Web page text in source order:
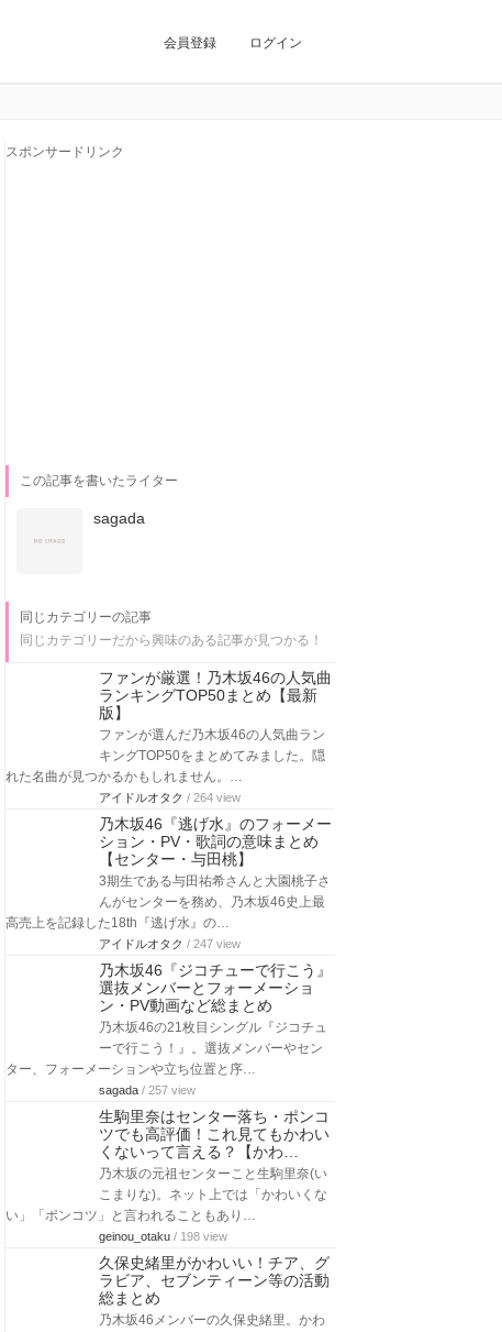
会員登録 ログイン
スポンサードリンク
この記事を書いたライター
sagada
同じカテゴリーの記事
同じカテゴリーだから興味のある記事が見つかる！
ファンが厳選！乃木坂46の人気曲
ランキングTOP50まとめ【最新
版】
ファンが選んだ乃木坂46の人気曲ラン
キングTOP50をまとめてみました。隠
れた名曲が見つかるかもしれません。…
アイドルオタク / 264 view
乃木坂46『逃げ水』のフォーメー
ション・PV・歌詞の意味まとめ
【センター・与田桃】
3期生である与田祐希さんと大園桃子さ
んがセンターを務め、乃木坂46史上最
高売上を記録した18th『逃げ水』の…
アイドルオタク / 247 view
乃木坂46『ジコチューで行こう』
選抜メンバーとフォーメーショ
ン・PV動画など総まとめ
乃木坂46の21枚目シングル『ジコチュ
ーで行こう！』。選抜メンバーやセン
ター、フォーメーションや立ち位置と序…
sagada / 257 view
生駒里奈はセンター落ち・ポンコ
ツでも高評価！これ見てもかわい
くないって言える？【かわ…
乃木坂の元祖センターこと生駒里奈(い
こまりな)。ネット上では「かわいくな
い」「ポンコツ」と言われることもあり…
geinou_otaku / 198 view
久保史緒里がかわいい！チア、グ
ラビア、セブンティーン等の活動
総まとめ
乃木坂46メンバーの久保史緒里。かわ